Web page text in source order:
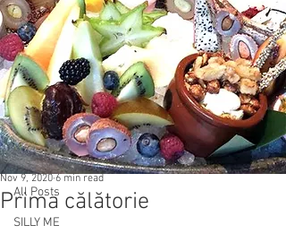
Post
All Posts
SILLY ME
All Posts
Prima călătorie
Nov 9, 2020 6 min read